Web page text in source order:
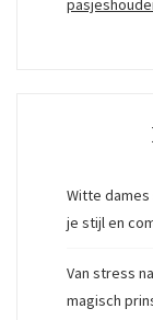
Witte
je stijl en
Van stress
magisch